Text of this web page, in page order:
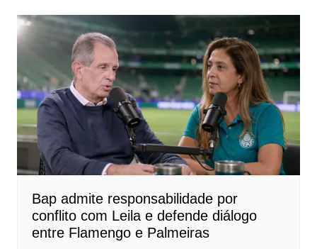
Bap admite responsabilidade por
conflito com Leila e defende diálogo
entre Flamengo e Palmeiras